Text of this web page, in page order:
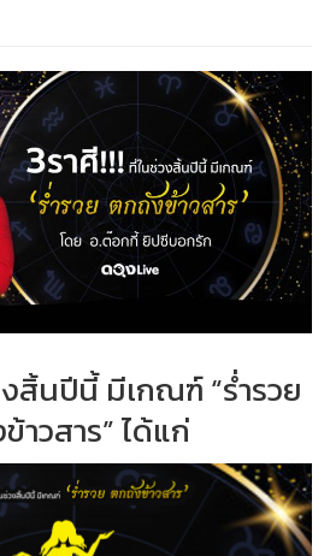
งสิ้นปีนี้ มีเกณฑ์ “ร่ำรวย
าวสาร” ได้แก่